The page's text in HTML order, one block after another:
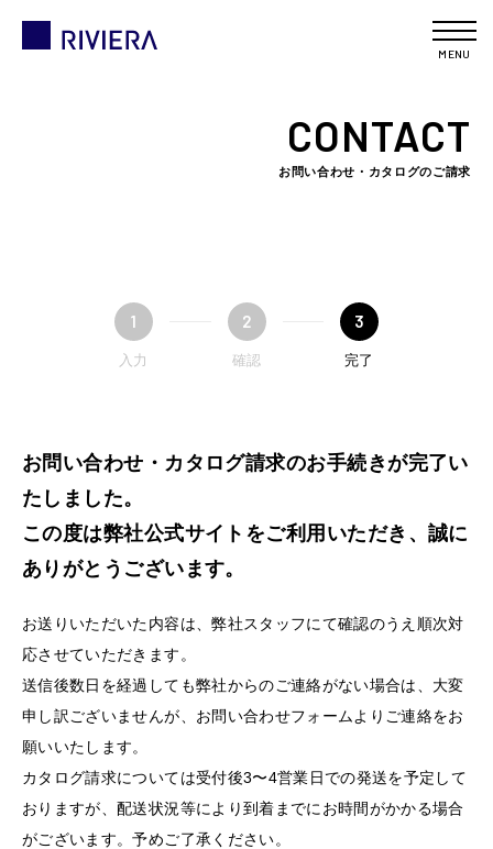
MENU
CONTACT
お問い合わせ・カタログのご請求
1
入力
2
確認
3
完了
お問い合わせ・カタログ請求のお手続きが完了い
たしました。
この度は弊社公式サイトをご利用いただき、誠に
ありがとうございます。
お送りいただいた内容は、弊社スタッフにて確認のうえ順次対
応させていただきます。
送信後数日を経過しても弊社からのご連絡がない場合は、大変
申し訳ございませんが、お問い合わせフォームよりご連絡をお
願いいたします。
カタログ請求については受付後3〜4営業日での発送を予定して
おりますが、配送状況等により到着までにお時間がかかる場合
がございます。予めご了承ください。